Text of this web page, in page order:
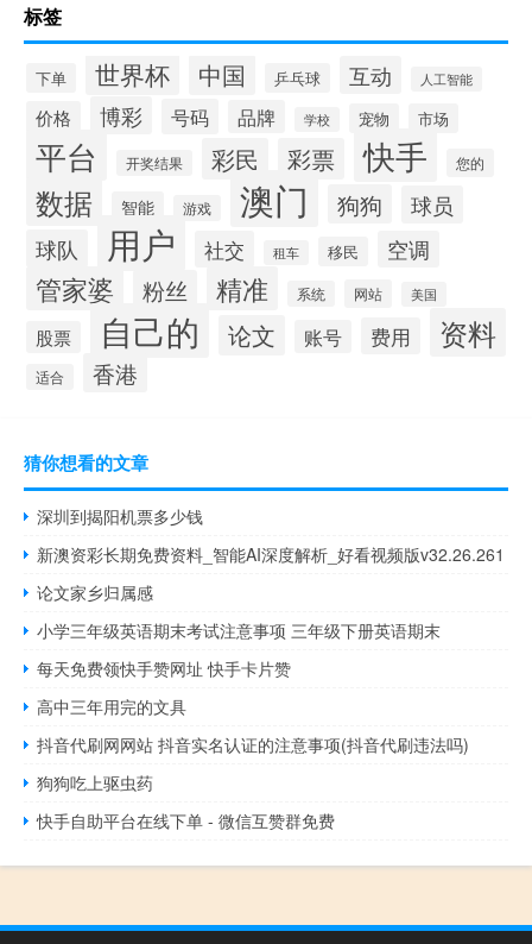
标签
下单 世界杯 中国 乒乓球 互动 人工智能
价格 博彩 号码 品牌 学校 宠物 市场
平台 开奖结果 彩民 彩票 快手 您的
数据 智能 游戏 澳门 狗狗
球员
球队
用户 社交 租车 移民 空调
管家婆 粉丝 精准 系统 网站 美国
股票 自己的 论文 账号 费用 资料
适合 香港
猜你想看的文章
深圳到揭阳机票多少钱
新澳资彩长期免费资料_智能AI深度解析_好看视频版v32.26.261
论文家乡归属感
小学三年级英语期末考试注意事项 三年级下册英语期末
每天免费领快手赞网址 快手卡片赞
高中三年用完的文具
抖音代刷网网站 抖音实名认证的注意事项(抖音代刷违法吗)
狗狗吃上驱虫药
快手自助平台在线下单 - 微信互赞群免费